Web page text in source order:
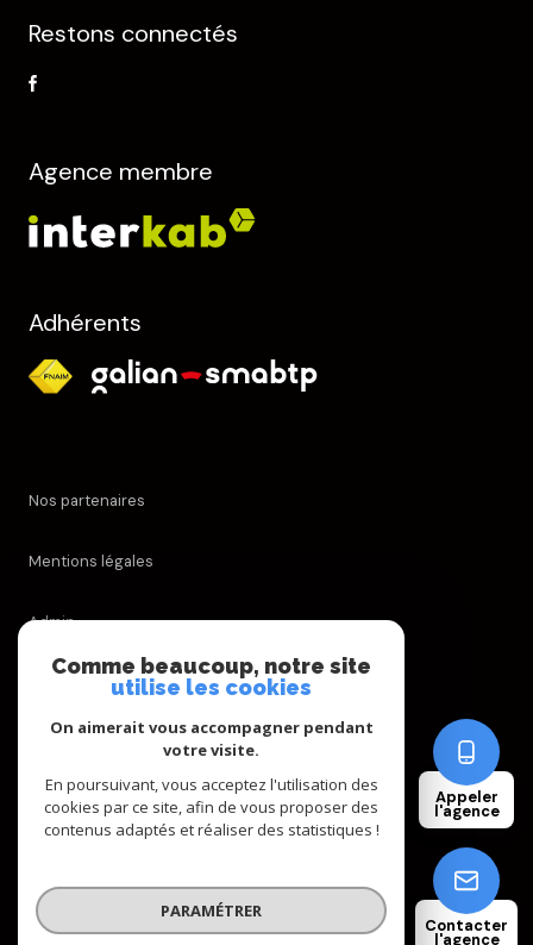
Appeler
l'agence
Contacter
l'agence
Restons connectés
Agence membre
Adhérents
Nos partenaires
Mentions légales
Admin
Nos honoraires
Cookies
© 2026 | Tous droits réservés
Comme beaucoup, notre site
utilise les cookies
On aimerait vous accompagner pendant
votre visite.
En poursuivant, vous acceptez l'utilisation des
cookies par ce site, afin de vous proposer des
contenus adaptés et réaliser des statistiques !
PARAMÉTRER